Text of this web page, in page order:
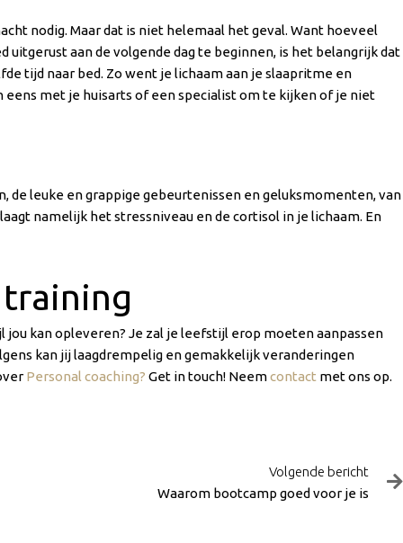
nodig. Maar dat is niet helemaal het geval. Want hoeveel
uitgerust aan de volgende dag te beginnen, is het belangrijk dat
tijd naar bed. Zo went je lichaam aan je slaapritme en
eens met je huisarts of een specialist om te kijken of je niet
de leuke en grappige gebeurtenissen en geluksmomenten, van
namelijk het stressniveau en de cortisol in je lichaam. En
kan opleveren? Je zal je leefstijl erop moeten aanpassen
kan jij laagdrempelig en gemakkelijk veranderingen
Personal coaching? Get in touch! Neemcontact met ons op.
Volgende bericht
Waarom bootcamp goed voor je is